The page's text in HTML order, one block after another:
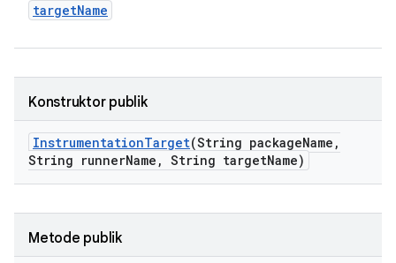
targetName
Konstruktor publik
InstrumentationTarget(String packageName ,
String runnerName , String targetName)
Metode publik